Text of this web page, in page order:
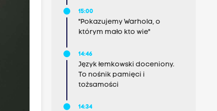
15:00
"Pokazujemy Warhola, o
którym mało kto wie"
14:46
Język łemkowski doceniony.
To nośnik pamięci i
tożsamości
14:34